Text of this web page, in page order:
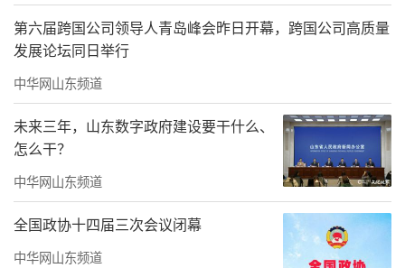
发展。呼吁当代青少年研读中国经典文化著
作，知行合一，积极践行中华民族优良美德，
推陈出新，弘扬和发展优秀传统文化。希望同
学们能够以此次活动为契机，深入学习传统文
化，汲取其中智慧，成为传统文化的传承者和
弘扬者。
第六届跨国公司领导人青岛峰会昨日开幕，跨国公司高质量
发展论坛同日举行
中华网山东频道
未来三年，山东数字政府建设要干什么、
怎么干？
中华网山东频道
全国政协十四届三次会议闭幕
中华网山东频道